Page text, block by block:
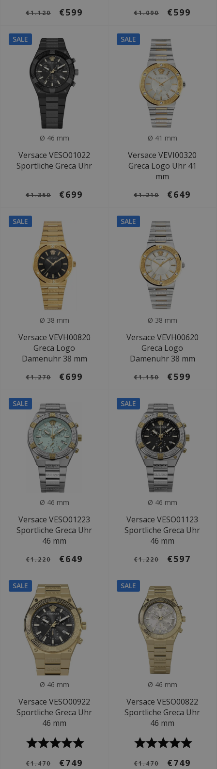
€1.120 €599 €1.090 €599
SALE
Ø 46 mm
Versace VESO01022
Sportliche Greca Uhr
€1.350 €699
SALE
Ø 41 mm
Versace VEVI00320
Greca Logo Uhr 41
mm
€1.210 €649
SALE
Ø 38 mm
Versace VEVH00820
Greca Logo
Damenuhr 38 mm
€1.270 €699
SALE
Ø 38 mm
Versace VEVH00620
Greca Logo
Damenuhr 38 mm
€1.150 €599
SALE
Ø 46 mm
Versace VESO01223
Sportliche Greca Uhr
46 mm
€1.220 €649
SALE
Ø 46 mm
Versace VESO01123
Sportliche Greca Uhr
46 mm
€1.220 €597
SALE
Ø 46 mm
Versace VESO00922
Sportliche Greca Uhr
46 mm
€1.470 €749
SALE
Ø 46 mm
Versace VESO00822
Sportliche Greca Uhr
46 mm
€1.470 €749